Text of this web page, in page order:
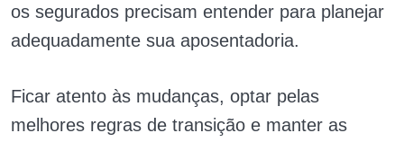
os segurados precisam entender para planejar
adequadamente sua aposentadoria.
Ficar atento às mudanças, optar pelas
melhores regras de transição e manter as